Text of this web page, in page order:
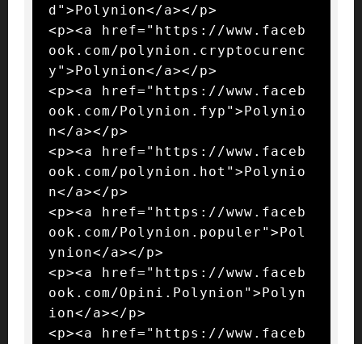
d">Polynion</a></p>
<p><a href="https://www.faceb
ook.com/polynion.cryptocurenc
y">Polynion</a></p>
<p><a href="https://www.faceb
ook.com/Polynion.fyp">Polynio
n</a></p>
<p><a href="https://www.faceb
ook.com/polynion.hot">Polynio
n</a></p>
<p><a href="https://www.faceb
ook.com/Polynion.populer">Pol
ynion</a></p>
<p><a href="https://www.faceb
ook.com/Opini.Polynion">Polyn
ion</a></p>
<p><a href="https://www.faceb